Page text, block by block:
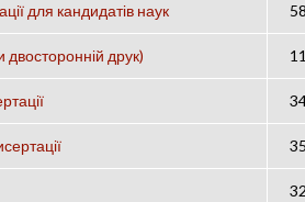
для кандидатів наук
друк)